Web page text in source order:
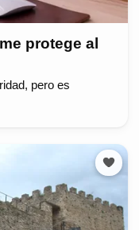
protege al
pero es